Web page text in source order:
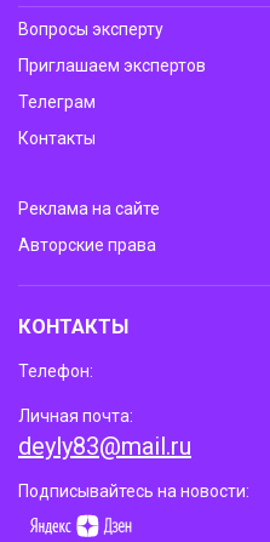
Вопросы эксперту
Приглашаем экспертов
Телеграм
Контакты
Реклама на сайте
Авторские права
КОНТАКТЫ
Телефон:
Личная почта:
deyly83@mail.ru
Подписывайтесь на новости: